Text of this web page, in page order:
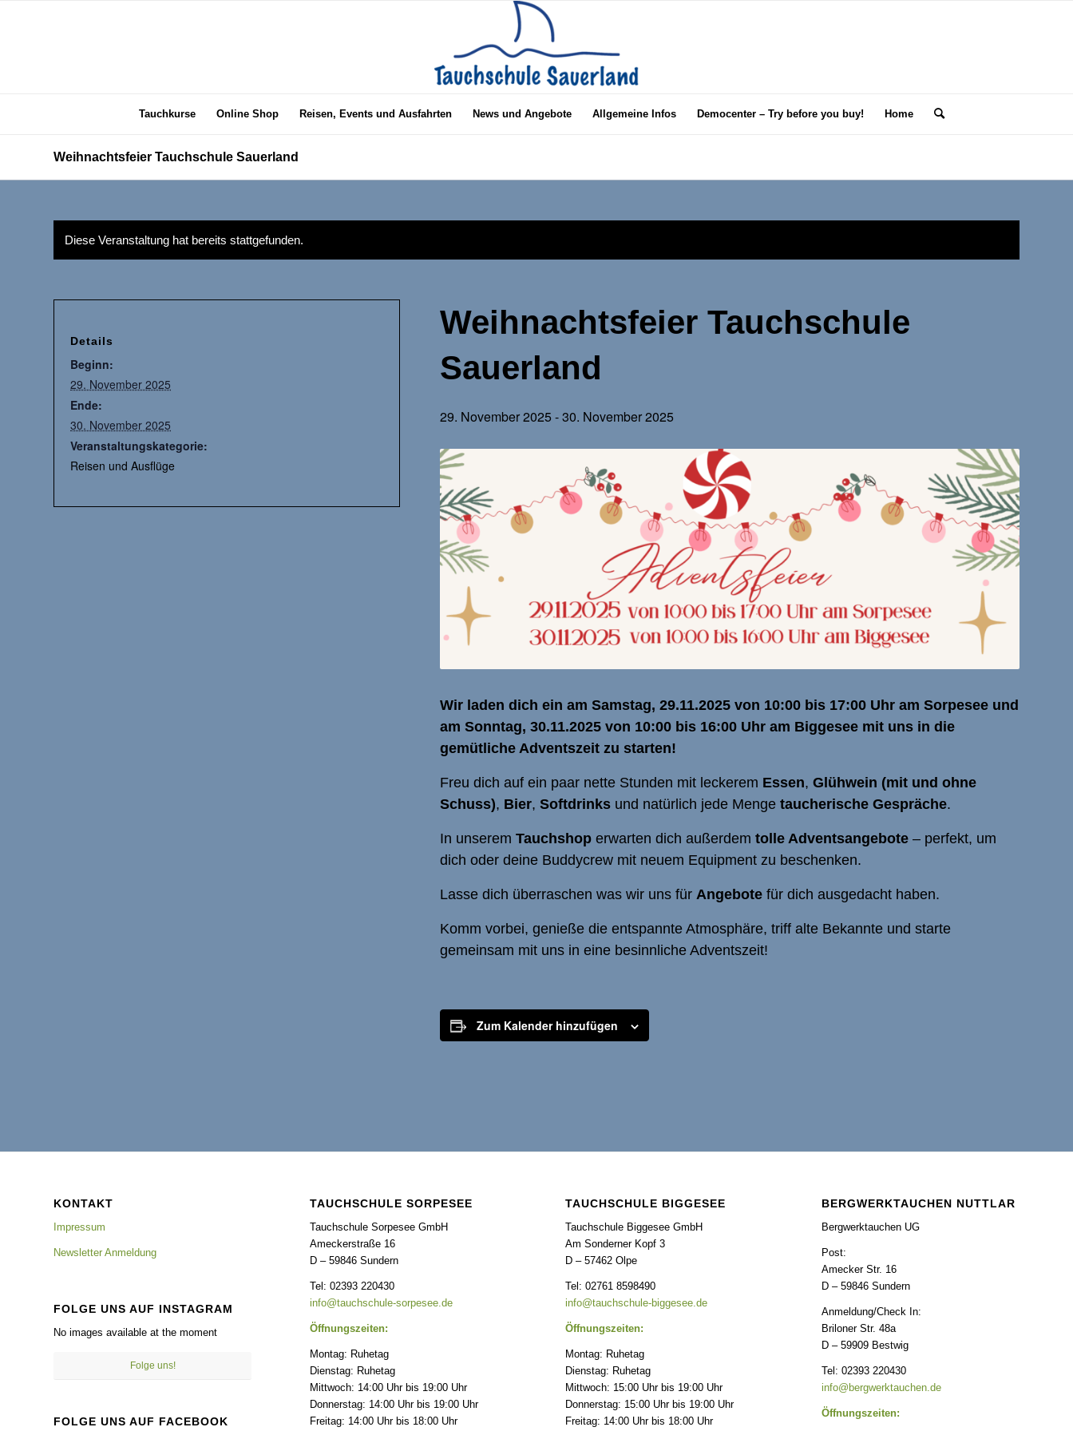
Tauchkurse Online Shop Reisen, Events und Ausfahrten News und Angebote Allgemeine Infos Democenter – Try before you buy! Home
Weihnachtsfeier Tauchschule Sauerland
Diese Veranstaltung hat bereits stattgefunden.
Weihnachtsfeier Tauchschule
Sauerland
29. November 2025-30. November 2025
Wir laden dich ein am Samstag, 29.11.2025 von 10:00 bis 17:00 Uhr am Sorpesee und
am Sonntag, 30.11.2025 von 10:00 bis 16:00 Uhr am Biggesee mit uns in die
gemütliche Adventszeit zu starten!
Freu dich auf ein paar nette Stunden mit leckerem Essen, Glühwein (mit und ohne
Schuss), Bier, Softdrinks und natürlich jede Menge taucherische Gespräche.
In unserem Tauchshop erwarten dich außerdem tolle Adventsangebote – perfekt, um
dich oder deine Buddycrew mit neuem Equipment zu beschenken.
Lasse dich überraschen was wir uns für Angebote für dich ausgedacht haben.
Komm vorbei, genieße die entspannte Atmosphäre, triff alte Bekannte und starte
gemeinsam mit uns in eine besinnliche Adventszeit!
Zum Kalender hinzufügen
Details
Beginn:
29. November 2025
Ende:
30. November 2025
Veranstaltungskategorie:
Reisen und Ausflüge
KONTAKT
Impressum
Newsletter Anmeldung
FOLGE UNS AUF INSTAGRAM
No images available at the moment
Folge uns!
FOLGE UNS AUF FACEBOOK
TAUCHSCHULE SORPESEE
Tauchschule Sorpesee GmbH
Ameckerstraße 16
D – 59846 Sundern
Tel: 02393 220430
info@tauchschule-sorpesee.de
Öffnungszeiten:
Montag: Ruhetag
Dienstag: Ruhetag
Mittwoch: 14:00 Uhr bis 19:00 Uhr
Donnerstag: 14:00 Uhr bis 19:00 Uhr
Freitag: 14:00 Uhr bis 18:00 Uhr
TAUCHSCHULE BIGGESEE
Tauchschule Biggesee GmbH
Am Sonderner Kopf 3
D – 57462 Olpe
Tel: 02761 8598490
info@tauchschule-biggesee.de
Öffnungszeiten:
Montag: Ruhetag
Dienstag: Ruhetag
Mittwoch: 15:00 Uhr bis 19:00 Uhr
Donnerstag: 15:00 Uhr bis 19:00 Uhr
Freitag: 14:00 Uhr bis 18:00 Uhr
BERGWERKTAUCHEN NUTTLAR
Bergwerktauchen UG
Post:
Amecker Str. 16
D – 59846 Sundern
Anmeldung/Check In:
Briloner Str. 48a
D – 59909 Bestwig
Tel: 02393 220430
info@bergwerktauchen.de
Öffnungszeiten: